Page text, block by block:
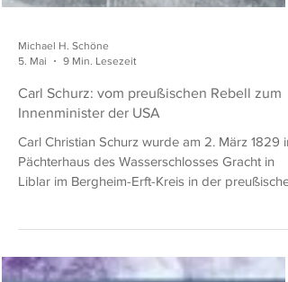
Michael H. Schöne
Carl Schurz: vom preußischen Rebell zum
Innenminister der USA
Pächterhaus des Wasserschlosses Gracht in
Rheinprovinz geboren und war der älteste